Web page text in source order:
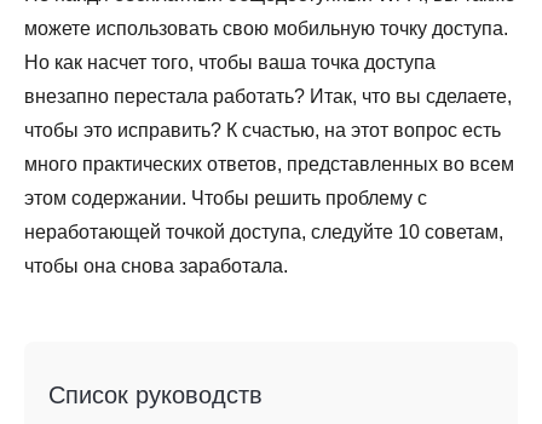
можете использовать свою мобильную точку доступа.
Но как насчет того, чтобы ваша точка доступа
внезапно перестала работать? Итак, что вы сделаете,
чтобы это исправить? К счастью, на этот вопрос есть
много практических ответов, представленных во всем
этом содержании. Чтобы решить проблему с
неработающей точкой доступа, следуйте 10 советам,
чтобы она снова заработала.
Список руководств